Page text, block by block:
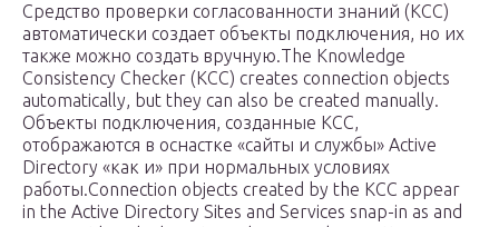
Средство проверки согласованности знаний (KCC)
автоматически создает объекты подключения, но их
также можно создать вручную.The Knowledge
Consistency Checker (KCC) creates connection objects
automatically, but they can also be created manually.
Объекты подключения, созданные КСС,
отображаются в оснастке «сайты и службы» Active
Directory «как и» при нормальных условиях
работы.Connection objects created by the KCC appear
in the Active Directory Sites and Services snap-in as and